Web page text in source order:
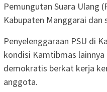
Pemungutan Suara Ulang
Kabupaten Manggarai
Penyelenggaraan PSU di
kondisi Kamtibmas lainnya
demokratis berkat kerja
anggota.